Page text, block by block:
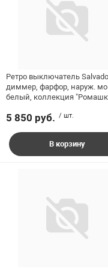
Ретро выключатель
диммер, фарфор, наруж.
белый, коллекция
5 850 руб. / шт.
В корзину